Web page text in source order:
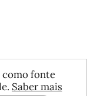
como fonte
Saber mais